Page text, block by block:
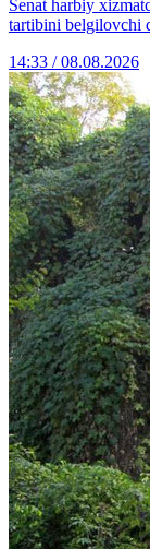
Senat harbiy
tartibini belgilovchi
14:33 / 08.08.2026